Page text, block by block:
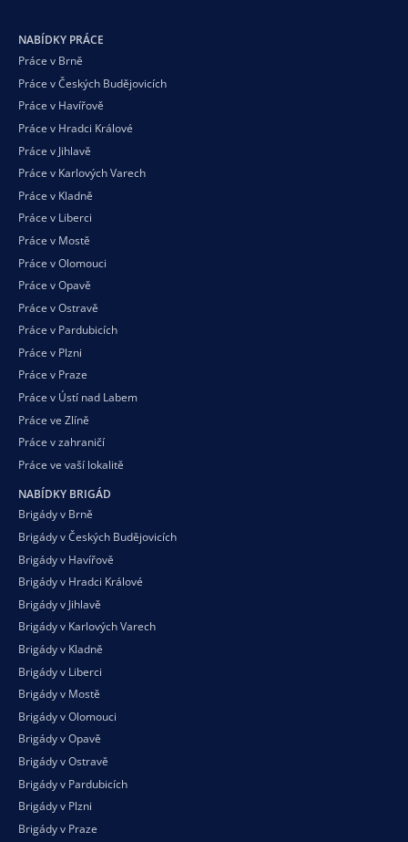
NABÍDKY PRÁCE
Práce v Brně
Práce v Českých Budějovicích
Práce v Havířově
Práce v Hradci Králové
Práce v Jihlavě
Práce v Karlových Varech
Práce v Kladně
Práce v Liberci
Práce v Mostě
Práce v Olomouci
Práce v Opavě
Práce v Ostravě
Práce v Pardubicích
Práce v Plzni
Práce v Praze
Práce v Ústí nad Labem
Práce ve Zlíně
Práce v zahraničí
Práce ve vaší lokalitě
NABÍDKY BRIGÁD
Brigády v Brně
Brigády v Českých Budějovicích
Brigády v Havířově
Brigády v Hradci Králové
Brigády v Jihlavě
Brigády v Karlových Varech
Brigády v Kladně
Brigády v Liberci
Brigády v Mostě
Brigády v Olomouci
Brigády v Opavě
Brigády v Ostravě
Brigády v Pardubicích
Brigády v Plzni
Brigády v Praze